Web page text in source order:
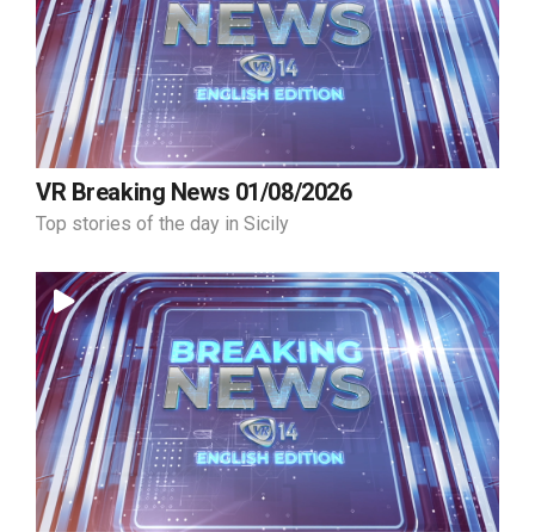
VR Breaking News 01/08/2026
Top stories of the day in Sicily